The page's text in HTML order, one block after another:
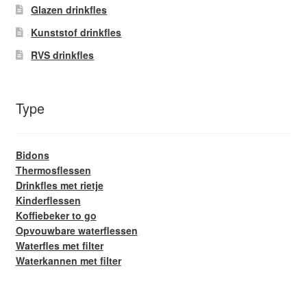
Glazen drinkfles
Kunststof drinkfles
RVS drinkfles
Type
Bidons
Thermosflessen
Drinkfles met rietje
Kinderflessen
Koffiebeker to go
Opvouwbare waterflessen
Waterfles met filter
Waterkannen met filter